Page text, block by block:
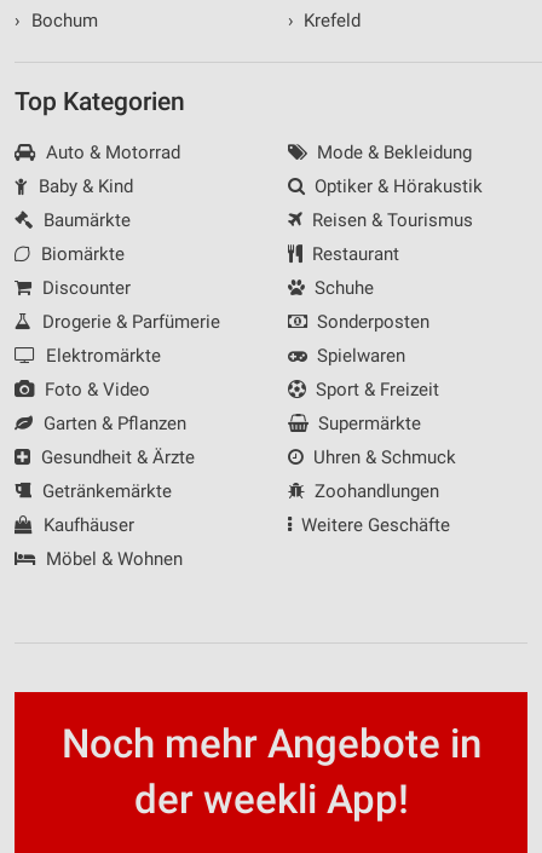
›
Bochum
› Krefeld
Top Kategorien
Auto & Motorrad
Baby & Kind
Baumärkte
Biomärkte
Discounter
Drogerie & Parfümerie
Elektromärkte
Foto & Video
Garten & Pflanzen
Gesundheit & Ärzte
Getränkemärkte
Kaufhäuser
Möbel & Wohnen
Mode & Bekleidung
Optiker & Hörakustik
Reisen & Tourismus
Restaurant
Schuhe
Sonderposten
Spielwaren
Sport & Freizeit
Supermärkte
Uhren & Schmuck
Zoohandlungen
Weitere Geschäfte
Noch mehr Angebote in
der weekli App!